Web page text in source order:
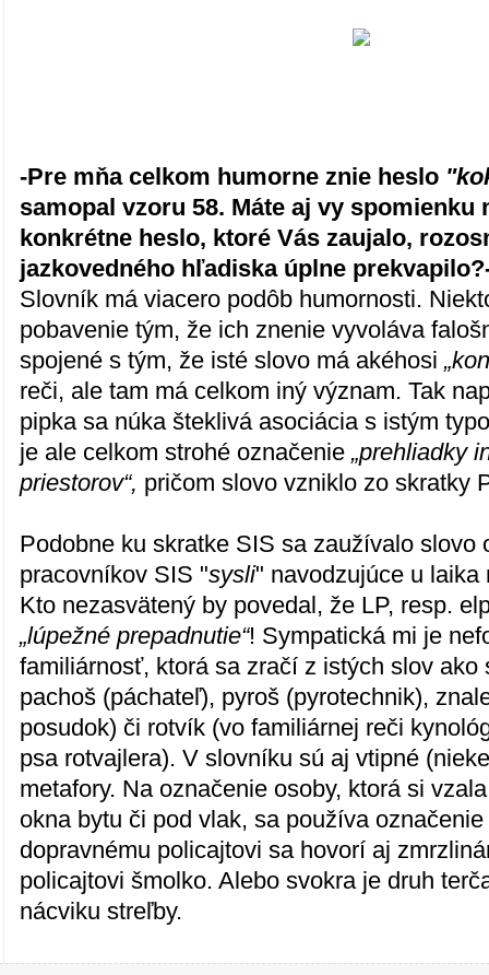
-Pre mňa celkom humorne znie heslo
samopal vzoru 58. Máte aj vy spomienku
konkrétne heslo, ktoré Vás zaujalo,
jazkovedného hľadiska úplne
Slovník má viacero podôb humornosti.
pobavenie tým, že ich znenie vyvoláva
spojené s tým, že isté slovo má akéhosi
reči, ale tam má celkom iný význam. Tak
pipka sa núka šteklivá asociácia s istým
je ale celkom strohé označenie„prehliadky
priestorov“, pričom slovo vzniklo zo skratky
Podobne ku skratke SIS sa zaužívalo slovo
pracovníkov SIS "sysli" navodzujúce u laika
Kto nezasvätený by povedal, že LP, resp.
„lúpežné prepadnutie“! Sympatická mi je
familiárnosť, ktorá sa zračí z istých slov ako
pachoš (páchateľ), pyroš (pyrotechnik),
posudok) či rotvík (vo familiárnej reči
psa rotvajlera). V slovníku sú aj vtipné
metafory. Na označenie osoby, ktorá si
okna bytu či pod vlak, sa používa
dopravnému policajtovi sa hovorí aj
policajtovi šmolko. Alebo svokra je druh
nácviku streľby.